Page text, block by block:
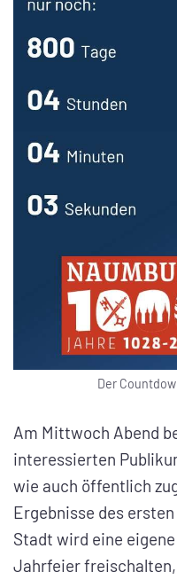
Der
Am Mittwoch Abend
interessierten
wie auch öffentlich
Ergebnisse des
Stadt wird eine
Jahrfeier freischalten,